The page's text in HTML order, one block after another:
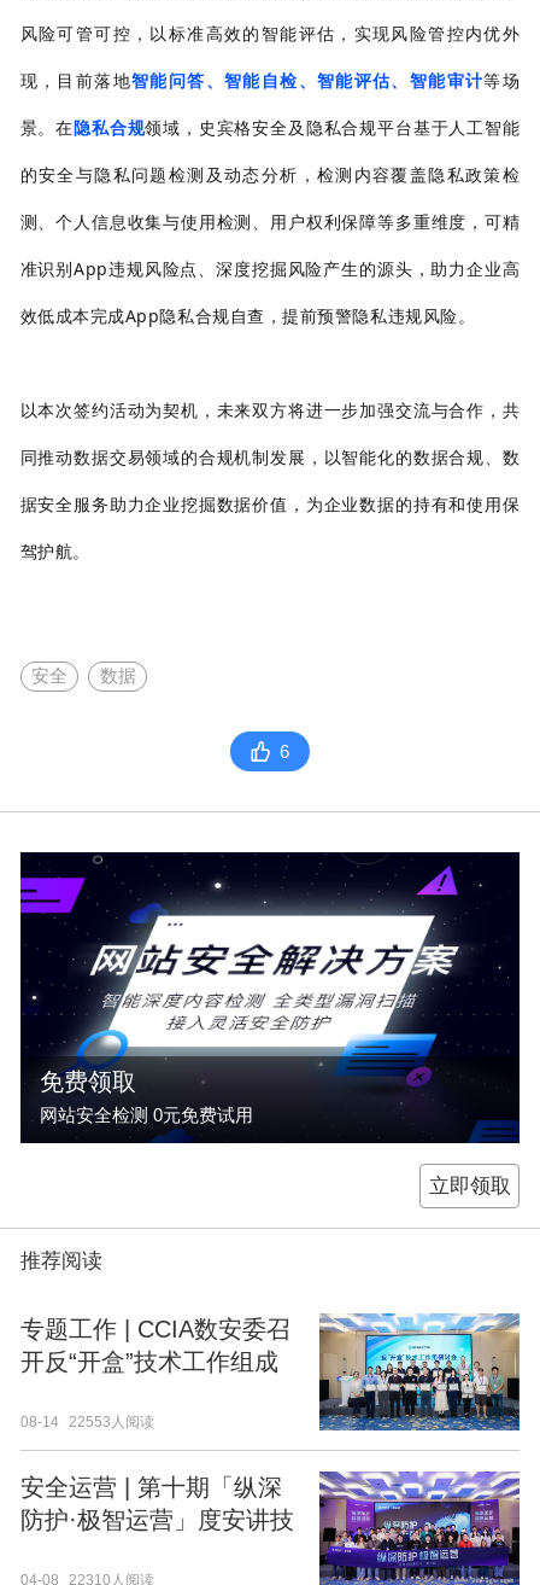
风险可管可控，以标准高效的智能评估，实现风险管控内优外
现，目前落地智能问答、智能自检、智能评估、智能审计等场
景。在隐私合规领域，史宾格安全及隐私合规平台基于人工智能
的安全与隐私问题检测及动态分析，检测内容覆盖隐私政策检
测、个人信息收集与使用检测、用户权利保障等多重维度，可精
准识别App违规⻛险点、深度挖掘⻛险产生的源头，助力企业高
效低成本完成App隐私合规自查，提前预警隐私违规⻛险。
以本次签约活动为契机，未来双方将进一步加强交流与合作，共
同推动数据交易领域的合规机制发展，以智能化的数据合规、数
据安全服务助力企业挖掘数据价值，为企业数据的持有和使用保
驾护航。
安全 数据
6
免费领取
网站安全检测 0元免费试用
立即领取
推荐阅读
专题工作 | CCIA数安委召
开反“开盒”技术工作组成
08-14 22553人阅读
安全运营 | 第十期「纵深
防护·极智运营」度安讲技
04-08 22310人阅读